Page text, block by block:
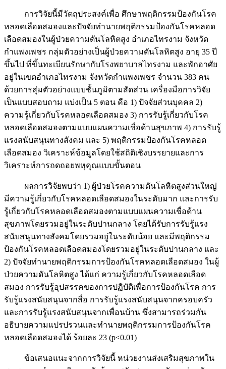
การวิจัยนี้มีวัตถุประสงค์เพื่อ ศึกษาพฤติกรรมป้องกันโรค
หลอดเลือดสมองและปัจจัยทำนายพฤติกรรมป้องกันโรคหลอด
เลือดสมองในผู้ป่วยความดันโลหิตสูง อำเภอไทรงาม จังหวัด
กำแพงเพชร กลุ่มตัวอย่างเป็นผู้ป่วยความดันโลหิตสูง อายุ 35 ปี
ขึ้นไป ที่ขึ้นทะเบียนรักษากับโรงพยาบาลไทรงาม และพักอาศัย
อยู่ในเขตอำเภอไทรงาม จังหวัดกำแพงเพชร จำนวน 383 คน
ด้วยการสุ่มตัวอย่างแบบชั้นภูมิตามสัดส่วน เครื่องมือการวิจัย
เป็นแบบสอบถาม แบ่งเป็น 5 ตอน คือ 1) ปัจจัยส่วนบุคคล 2)
ความรู้เกี่ยวกับโรคหลอดเลือดสมอง 3) การรับรู้เกี่ยวกับโรค
หลอดเลือดสมองตามแบบแผนความเชื่อด้านสุขภาพ 4) การรับรู้
แรงสนับสนุนทางสังคม และ 5) พฤติกรรมป้องกันโรคหลอด
เลือดสมอง วิเคราะห์ข้อมูลโดยใช้สถิติเชิงบรรยายและการ
วิเคราะห์การถดถอยพหุคุณแบบขั้นตอน
ผลการวิจัยพบว่า 1) ผู้ป่วยโรคความดันโลหิตสูงส่วนใหญ่
มีความรู้เกี่ยวกับโรคหลอดเลือดสมองในระดับมาก และการรับ
รู้เกี่ยวกับโรคหลอดเลือดสมองตามแบบแผนความเชื่อด้าน
สุขภาพโดยรวมอยู่ในระดับปานกลาง โดยได้รับการรับรู้แรง
สนับสนุนทางสังคมโดยรวมอยู่ในระดับน้อย และมีพฤติกรรม
ป้องกันโรคหลอดเลือดสมองโดยรวมอยู่ในระดับปานกลาง และ
2) ปัจจัยทำนายพฤติกรรมการป้องกันโรคหลอดเลือดสมอง ในผู้
ป่วยความดันโลหิตสูง ได้แก่ ความรู้เกี่ยวกับโรคหลอดเลือด
สมอง การรับรู้อุปสรรคของการปฏิบัติเพื่อการป้องกันโรค การ
รับรู้แรงสนับสนุนจากสื่อ การรับรู้แรงสนับสนุนจากครอบครัว
และการรับรู้แรงสนับสนุนจากเพื่อนบ้าน ซึ่งสามารถร่วมกัน
อธิบายความแปรปรวนและทำนายพฤติกรรมการป้องกันโรค
หลอดเลือดสมองได้ ร้อยละ 23 (p<0.01)
ข้อเสนอแนะจากการวิจัยนี้ หน่วยงานส่งเสริมสุขภาพใน